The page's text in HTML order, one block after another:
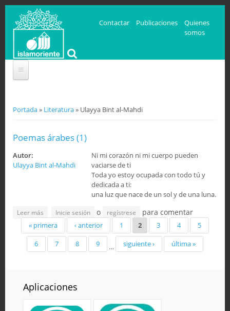
Contactar Publicaciones
Quienes
somos
Se encuentra usted aquí
Portada» Literatura» Ulayya Bint al-Mahdi
Poemas árabes (1)
Autor:
Ulayya Bint al-Mahdi
Ni mi corazón ni mi cuerpo pueden
vaciarse de ti
Toda yo estoy ocupada con todo tú y
dedicada a ti:
una luz que nace de un sol y de una luna.
Leer más sobre Poemas árabes (1)
Inicie sesión o regístrese para comentar
Páginas
« primera ‹ anterior 1 2 3 4
5
6
7 8 9 … siguiente › última »
Aplicaciones